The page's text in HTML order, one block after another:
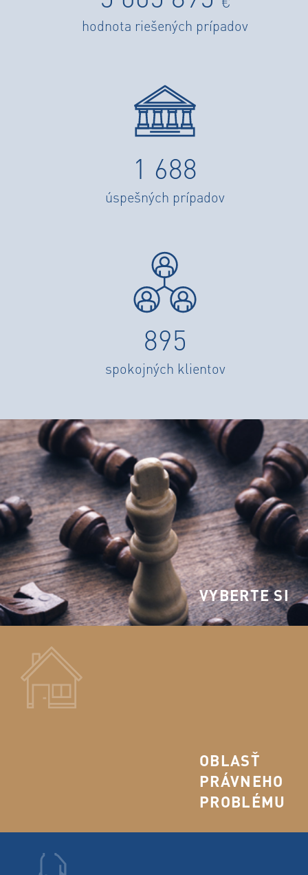
hodnota riešených prípadov
1 688
úspešných prípadov
895
spokojných klientov
VYBERTE SI
OBLASŤ
PRÁVNEHO
PROBLÉMU